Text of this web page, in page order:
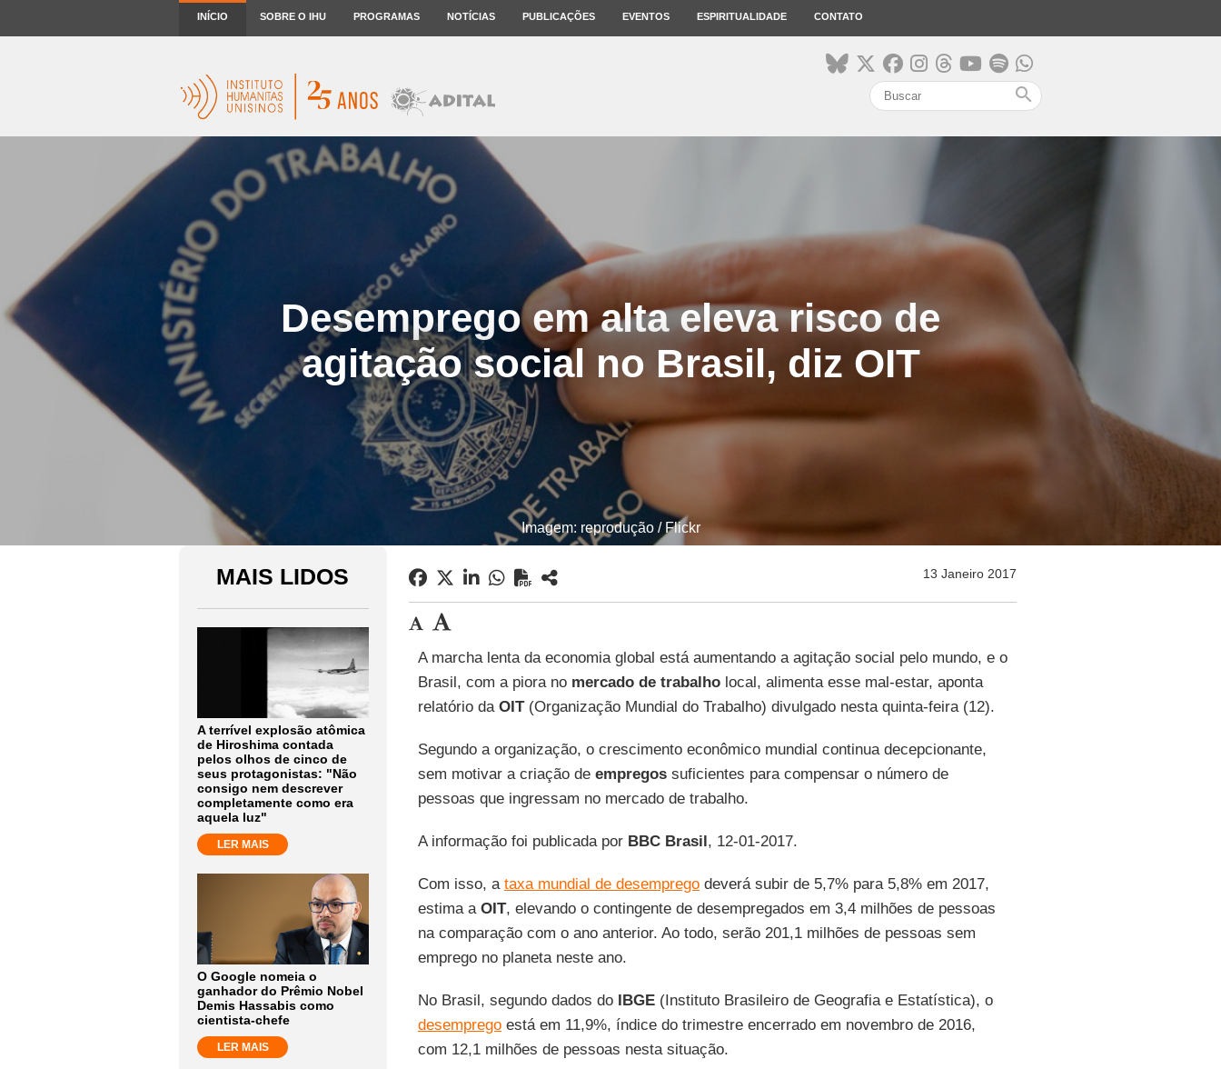
INÍCIO SOBRE O IHU PROGRAMAS NOTÍCIAS PUBLICAÇÕES EVENTOS ESPIRITUALIDADE CONTATO
search
Desemprego em alta eleva risco de
agitação social no Brasil, diz OIT
Imagem: reprodução / Flickr
MAIS LIDOS
A terrível explosão atômica
de Hiroshima contada
pelos olhos de cinco de
seus protagonistas: "Não
consigo nem descrever
completamente como era
aquela luz"
LER MAIS
O Google nomeia o
ganhador do Prêmio Nobel
Demis Hassabis como
cientista-chefe
LER MAIS
13 Janeiro 2017
A marcha lenta da economia global está aumentando a agitação social pelo mundo, e o
Brasil, com a piora no mercado de trabalholocal, alimenta esse mal-estar, aponta
relatório da OIT(Organização Mundial do Trabalho) divulgado nesta quinta-feira (12).
Segundo a organização, o crescimento econômico mundial continua decepcionante,
sem motivar a criação de empregossuficientes para compensar o número de
pessoas que ingressam no mercado de trabalho.
A informação foi publicada por BBC Brasil, 12-01-2017.
Com isso, a taxa mundial de desempregodeverá subir de 5,7% para 5,8% em 2017,
estima a OIT, elevando o contingente de desempregados em 3,4 milhões de pessoas
na comparação com o ano anterior. Ao todo, serão 201,1 milhões de pessoas sem
emprego no planeta neste ano.
No Brasil, segundo dados do IBGE(Instituto Brasileiro de Geografia e Estatística), o
desempregoestá em 11,9%, índice do trimestre encerrado em novembro de 2016,
com 12,1 milhões de pessoas nesta situação.